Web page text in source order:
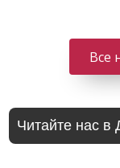
Все
Читайте нас в